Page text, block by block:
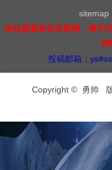
sitemap
本站资源来自互联网，将不
间
投稿邮箱：
Copyright © 勇帅 版